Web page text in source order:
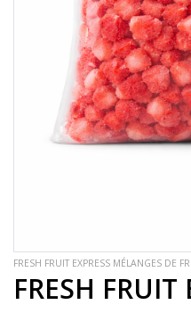
FRESH FRUIT EXPRESS MÉLANGES DE
FRESH FRUIT